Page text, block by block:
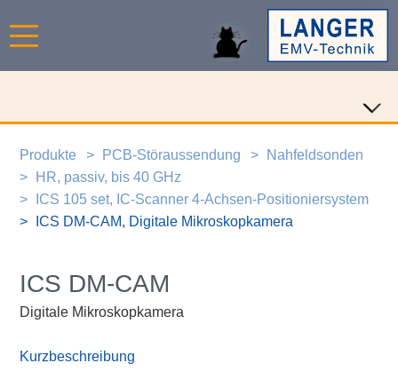
Produkte PCB-Störaussendung
Nahfeldsonden
HR, passiv, bis 40 GHz
ICS 105 set, IC-Scanner 4-Achsen-Positioniersystem
ICS DM-CAM, Digitale Mikroskopkamera
ICS DM-CAM
Digitale Mikroskopkamera
Kurzbeschreibung